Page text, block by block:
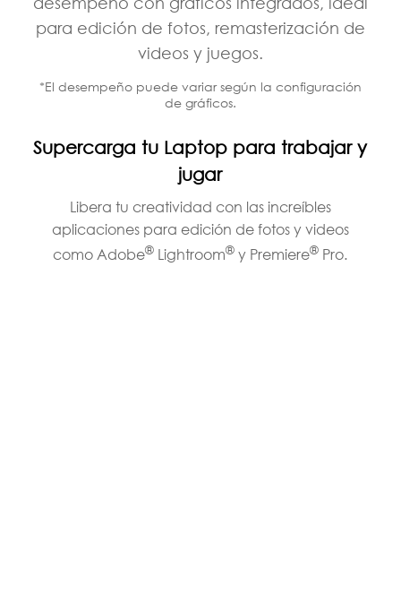
para edición de fotos, remasterización de
videos y juegos.
*El desempeño puede variar según la configuración
de gráficos.
Supercarga tu Laptop para trabajar y
jugar
Libera tu creatividad con las increíbles
aplicaciones para edición de fotos y videos
como Adobe® Lightroom® y Premiere® Pro.